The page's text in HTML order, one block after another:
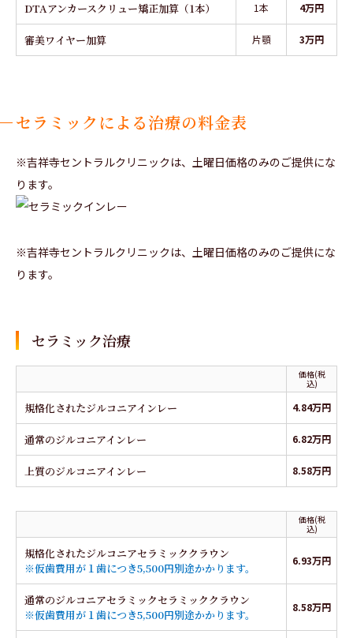
DTAアンカースクリュー矯正加算（1本） 1本 4万円
審美ワイヤー加算 片顎 3万円
セラミックによる治療の料金表
※吉祥寺セントラルクリニックは、土曜日価格のみのご提供にな
ります。
※吉祥寺セントラルクリニックは、土曜日価格のみのご提供にな
ります。
セラミック治療
価格(税
込)
規格化されたジルコニアインレー 4.84万円
通常のジルコニアインレー 6.82万円
上質のジルコニアインレー 8.58万円
価格(税
込)
規格化されたジルコニアセラミッククラウン
※仮歯費用が１歯につき5,500円別途かかります。
6.93万円
通常のジルコニアセラミックセラミッククラウン
※仮歯費用が１歯につき5,500円別途かかります。
8.58万円